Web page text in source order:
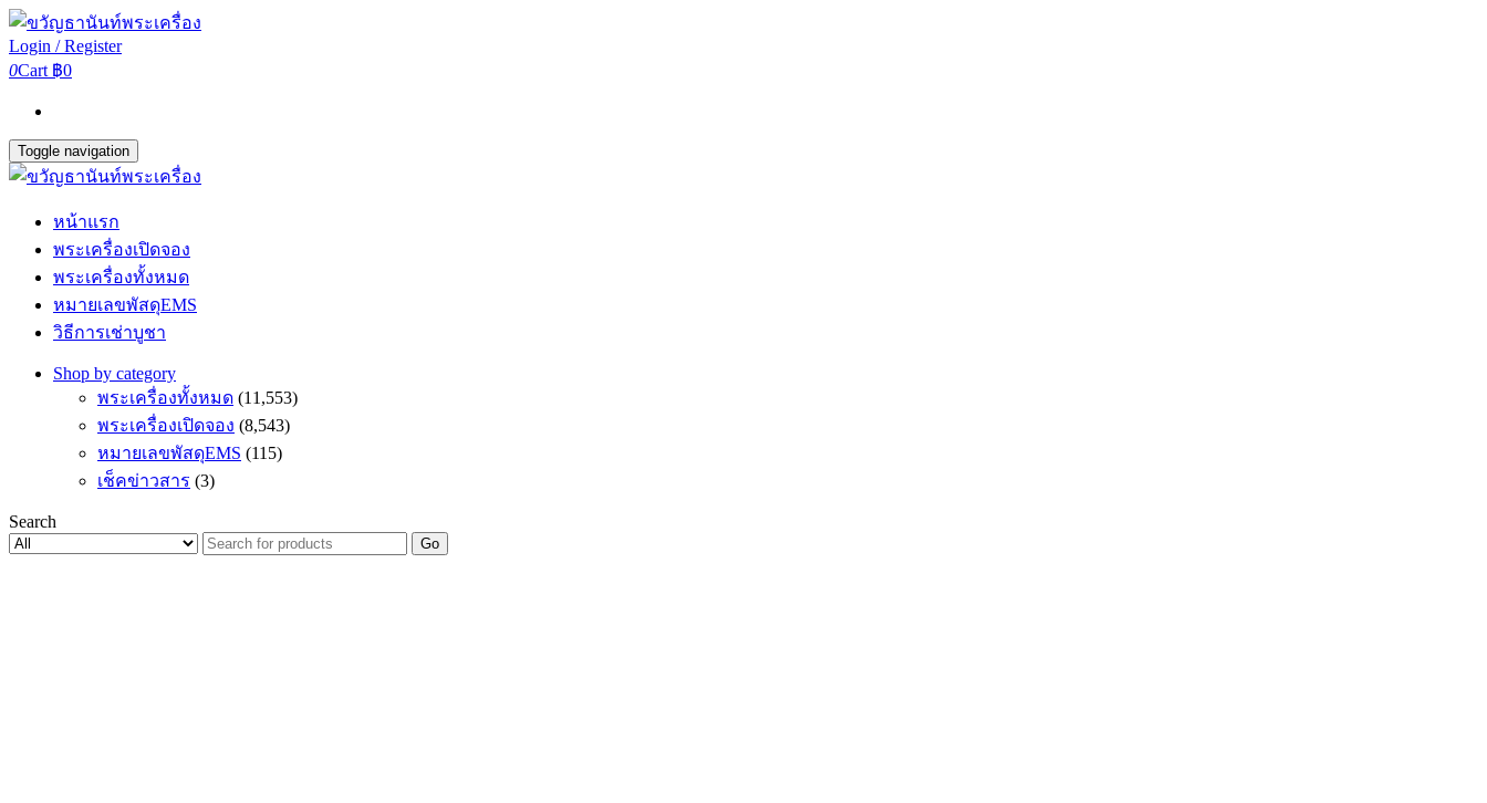
Login / Register
0Cart ฿0
Toggle navigation
หน้าแรก
พระเครื่องเปิดจอง
พระเครื่องทั้งหมด
หมายเลขพัสดุEMS
วิธีการเช่าบูชา
Shop by category
พระเครื่องทั้งหมด (11,553)
พระเครื่องเปิดจอง (8,543)
หมายเลขพัสดุEMS (115)
เช็คข่าวสาร (3)
Search
Go